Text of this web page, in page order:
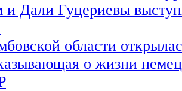
Дали Гуцериевы
области
о жизни